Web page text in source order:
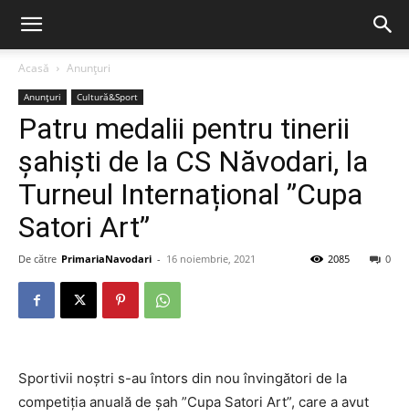
Acasă Anunțuri
Anunțuri Cultură&Sport
Patru medalii pentru tinerii
șahiști de la CS Năvodari, la
Turneul Internațional ”Cupa
Satori Art”
De către PrimariaNavodari - 16 noiembrie, 2021 0
2085
Sportivii noștri s-au întors din nou învingători de la
competiția anuală de șah ”Cupa Satori Art”, care a avut